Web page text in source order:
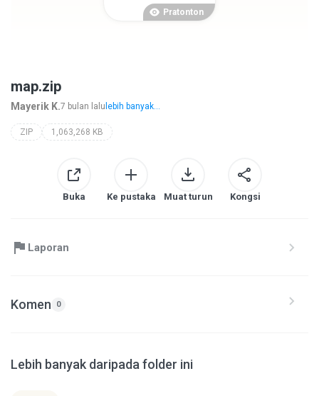
Pratonton
map.zip
Mayerik K.7 bulan lalu lebih banyak...
ZIP 1,063,268 KB
Buka Ke pustaka Muat turun Kongsi
Laporan
Komen 0
Lebih banyak daripada folder ini